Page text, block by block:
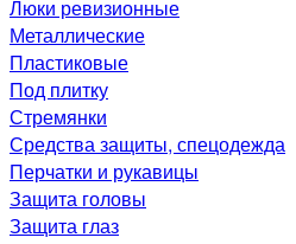
Люки ревизионные
Металлические
Пластиковые
Под плитку
Стремянки
Средства защиты, спецодежда
Перчатки и рукавицы
Защита головы
Защита глаз